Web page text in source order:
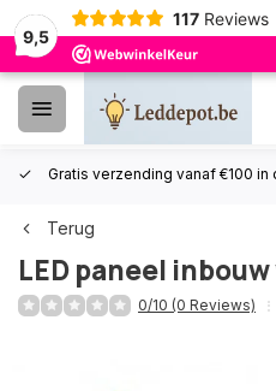
9,5
117 Reviews
Gratis verzending vanaf €100 in
Terug
LED paneel
0/10 (0 Reviews)